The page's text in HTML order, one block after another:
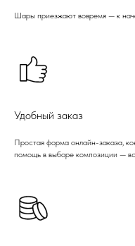
Шары приезжают вовремя — к
Удобный заказ
Простая форма онлайн-заказа,
помощь в выборе композиции —